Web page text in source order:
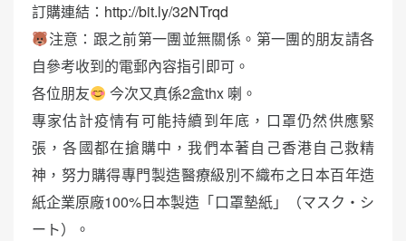
訂購連結： http://bit.ly/32NTrqd
注意：跟之前第一團並無關係。第一團的朋友請各
自參考收到的電郵內容指引即可。
各位朋友
今次又真係2盒thx 喇。
專家估計疫情有可能持續到年底，口罩仍然供應緊
張，各國都在搶購中，我們本著自己香港自己救精
神，努力購得專門製造醫療級別不織布之日本百年造
紙企業原廠100%日本製造「口罩墊紙」（マスク・シ
ート）。